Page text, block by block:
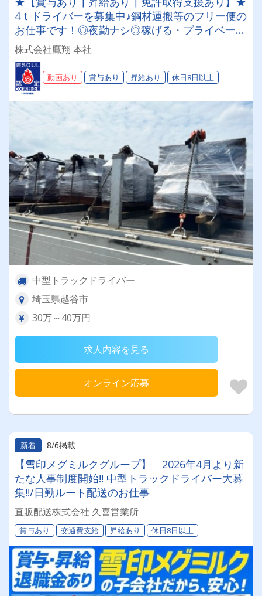
4ｔドライバーを募集中♪鋼材運搬等のフリー便の
お仕事です！◎夜勤ナシ◎稼げる・プライベート
も充実可◎手積み手降ろしナシ◎福利厚生が充実
◎未経験者歓迎◎経験者優遇
株式会社鷹翔 本社
動画あり 賞与あり 昇給あり 休日8日以上
中型トラックドライバー
埼玉県越谷市
30万～40万円
求人内容を見る
オンライン応募
新着 8/6掲載
【雪印メグミルクグループ】 2026年4月より新
たな人事制度開始!! 中型トラックドライバー大募
集!!/日勤ルート配送のお仕事
直販配送株式会社 久喜営業所
賞与あり 交通費支給 昇給あり 休日8日以上